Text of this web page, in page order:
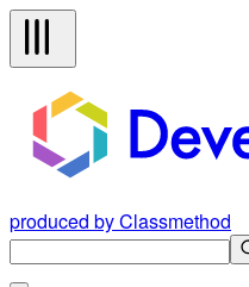
produced by Classmethod